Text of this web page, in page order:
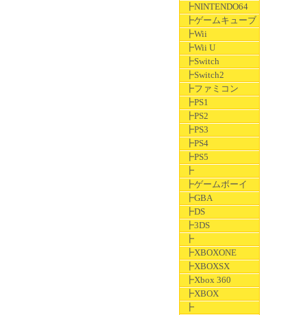
┣NINTENDO64
┣ゲームキューブ
┣Wii
┣Wii U
┣Switch
┣Switch2
┣ファミコン
┣PS1
┣PS2
┣PS3
┣PS4
┣PS5
┣
┣ゲームボーイ
┣GBA
┣DS
┣3DS
┣
┣XBOXONE
┣XBOXSX
┣Xbox 360
┣XBOX
┣